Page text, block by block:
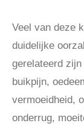
Veel van deze
duidelijke
gerelateerd
buikpijn,
vermoeidheid,
onderrug,